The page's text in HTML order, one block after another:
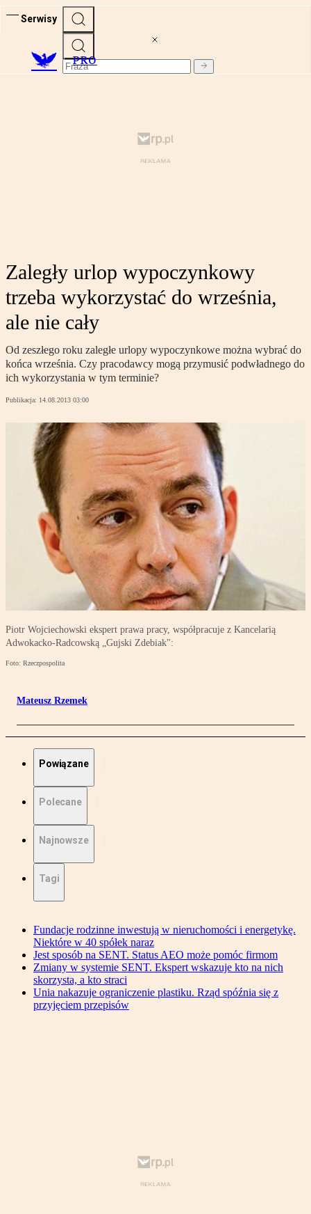
Serwisy
PRO
Zaległy urlop wypoczynkowy
trzeba wykorzystać do września,
ale nie cały
Od zeszłego roku zaległe urlopy wypoczynkowe można wybrać do
końca września. Czy pracodawcy mogą przymusić podwładnego do
ich wykorzystania w tym terminie?
Publikacja: 14.08.2013 03:00
Piotr Wojciechowski ekspert prawa pracy, współpracuje z Kancelarią
Adwokacko-Radcowską „Gujski Zdebiak":
Foto: Rzeczpospolita
Mateusz Rzemek
Powiązane
Polecane
Najnowsze
Tagi
Fundacje rodzinne inwestują w nieruchomości i energetykę.
Niektóre w 40 spółek naraz
Jest sposób na SENT. Status AEO może pomóc firmom
Zmiany w systemie SENT. Ekspert wskazuje kto na nich
skorzysta, a kto straci
Unia nakazuje ograniczenie plastiku. Rząd spóźnia się z
przyjęciem przepisów